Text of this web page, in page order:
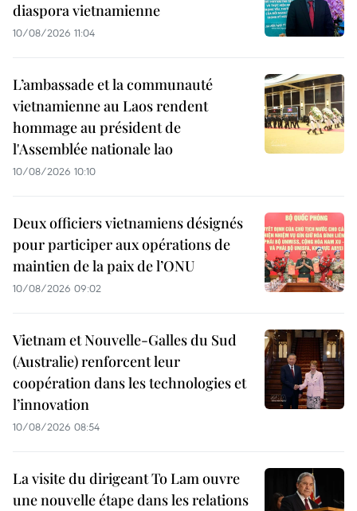
diaspora vietnamienne
10/08/2026 11:04
L’ambassade et la communauté
vietnamienne au Laos rendent
hommage au président de
l'Assemblée nationale lao
10/08/2026 10:10
Deux officiers vietnamiens désignés
pour participer aux opérations de
maintien de la paix de l’ONU
10/08/2026 09:02
Vietnam et Nouvelle-Galles du Sud
(Australie) renforcent leur
coopération dans les technologies et
l’innovation
10/08/2026 08:54
La visite du dirigeant To Lam ouvre
une nouvelle étape dans les relations